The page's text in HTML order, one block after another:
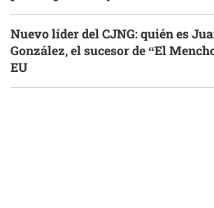
Nuevo líder del CJNG: quién es
González, el sucesor de “El
EU